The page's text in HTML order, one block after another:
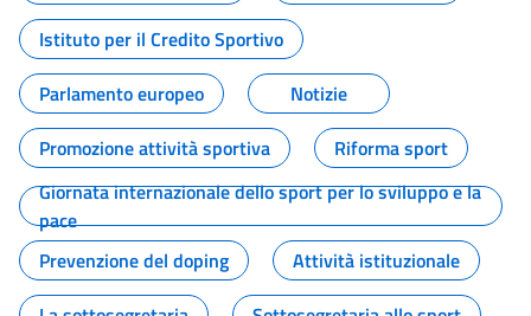
Istituto per il Credito Sportivo
Parlamento europeo
Notizie
Promozione attività sportiva
Riforma sport
Giornata internazionale dello sport per lo sviluppo e la
pace
Prevenzione del doping
Attività istituzionale